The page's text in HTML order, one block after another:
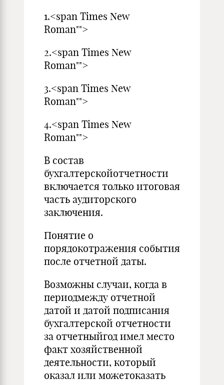
1.<span Times New
Roman"">
2.<span Times New
Roman"">
3.<span Times New
Roman"">
4.<span Times New
Roman"">
В состав
бухгалтерскойотчетности
включается только итоговая
часть аудиторского
заключения.
Понятие о
порядокотражения события
после отчетной даты.
Возможны случаи, когда в
периодмежду отчетной
датой и датой подписания
бухгалтерской отчетности
за отчетныйгод имел место
факт хозяйственной
деятельности, который
оказал или можетоказать